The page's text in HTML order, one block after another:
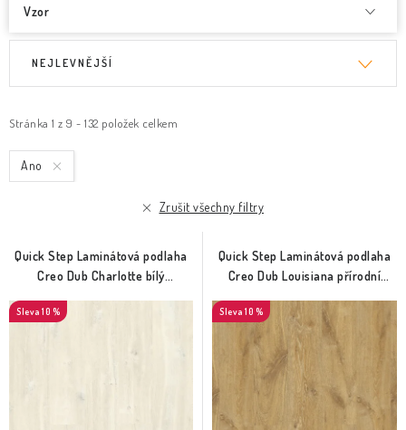
Vzor
i
s
p
d
k
t
Stránka 1 z 9 - 132 položek celkem
e
n
í
o
u
k
NEJLEVNĚJŠÍ
Ano
Zrušit všechny filtry
Quick Step Laminátová podlaha
Creo Dub Charlotte bílý
10 %
Quick Step Laminátová podlaha
Creo Dub Louisiana přírodní
10 %